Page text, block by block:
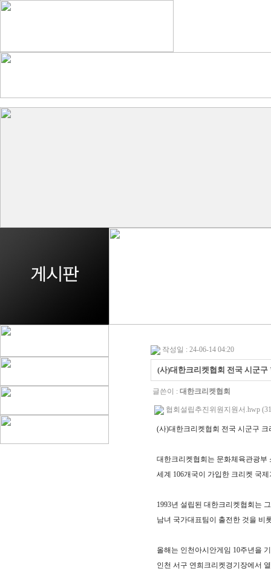
작성일 : 24-06-14 04:20
(사)대한크리켓협회 전국 시군
글쓴이 : 대한크리켓협회
협회설립추진위원지원서.hwp
(사)대한크리켓협회 전국 시군구
대한크리켓협회는 문화체육관광부
세계 106개국이 가입한 크리켓 국
1993년 설립된 대한크리켓협회는
남녀 국가대표팀이 출전한 것을 비
올해는 인천아시안게임 10주년을
인천 서구 연희크리켓경기장에서